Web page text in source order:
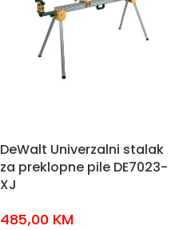
DeWalt Univerzalni stalak
za preklopne pile DE7023-
XJ
485,00 KM